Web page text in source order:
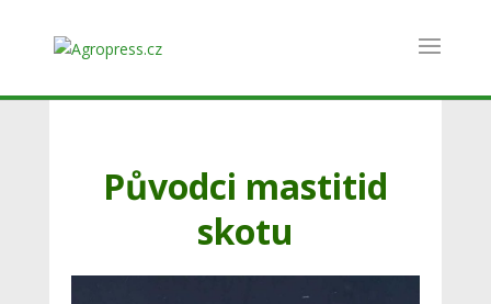
Původci mastitid
skotu